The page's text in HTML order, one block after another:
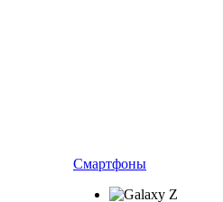
Смартфоны